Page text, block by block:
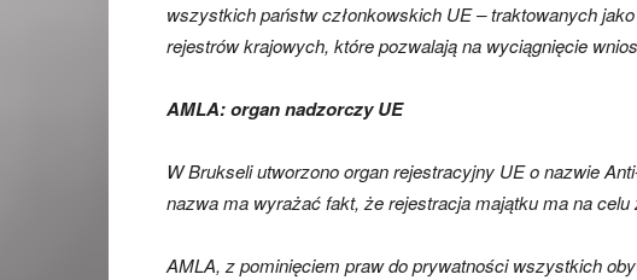
wszystkich państw członkowskich UE – traktowanych
rejestrów krajowych, które pozwalają na wyciągnięcie
AMLA: organ nadzorczy UE
W Brukseli utworzono organ rejestracyjny UE o nazwie
nazwa ma wyrażać fakt, że rejestracja majątku ma na celu
AMLA, z pominięciem praw do prywatności wszystkich